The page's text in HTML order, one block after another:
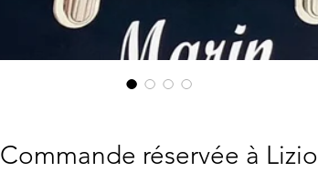
Commande réservée à Lizio